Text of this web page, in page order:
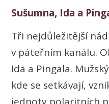
Sušumna, Ida a
Tři nejdůležitější
v páteřním kanálu.
Ida a Pingala.
kde se setkávají,